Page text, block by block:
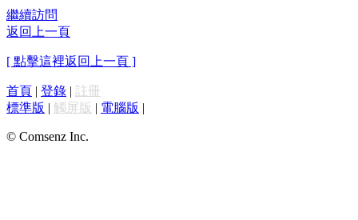
繼續訪問
返回上一頁
[ 點擊這裡返回上一頁 ]
首頁 | 登錄 | 註冊
標準版 | 觸屏版 | 電腦版 |
© Comsenz Inc.